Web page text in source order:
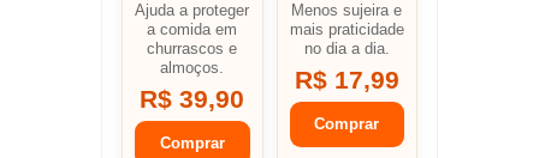
Ajuda a proteger
a comida em
churrascos e
almoços.
R$ 39,90
Comprar
Menos sujeira e
mais praticidade
no dia a dia.
R$ 17,99
Comprar